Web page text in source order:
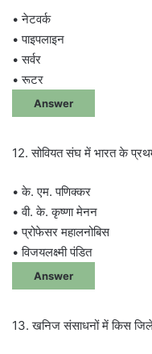
• नेटवर्क
• पाइपलाइन
• सर्वर
• रूटर
Answer
12. सोवियत संघ में भारत के
• के. एम. पणिक्कर
• वी. के. कृष्णा मेनन
• प्रोफेसर महालनोबिस
• विजयलक्ष्मी पंडित
Answer
13. खनिज संसाधनों में किस